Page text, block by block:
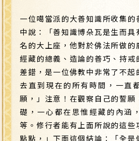
一位噶當派的大善知識所收集的
中說：「善知識博朵瓦是生而具
名的大上座，他對於佛法所做的
經藏的總義、造論的善巧、持戒
差錯，是一位佛教中非常了不起
去直到現在的所有時間，一直
願，」注意！在觀察自己的誓願
礎，一心都在思惟經藏的內涵
等。修行者能有上面所說的這些
點點，」下面這個結論：「全是